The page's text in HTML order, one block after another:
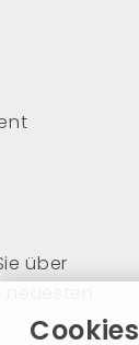
Cookies
über